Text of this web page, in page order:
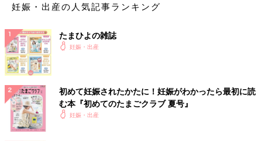
妊娠・出産の人気記事ランキング
たまひよの雑誌
妊娠・出産
初めて妊娠されたかたに！妊娠がわかったら最初に読
む本『初めてのたまごクラブ 夏号』
妊娠・出産